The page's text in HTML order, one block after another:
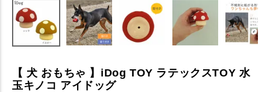
【 犬 おもちゃ 】iDog TOY ラテックスTOY 水
玉キノコ アイドッグ